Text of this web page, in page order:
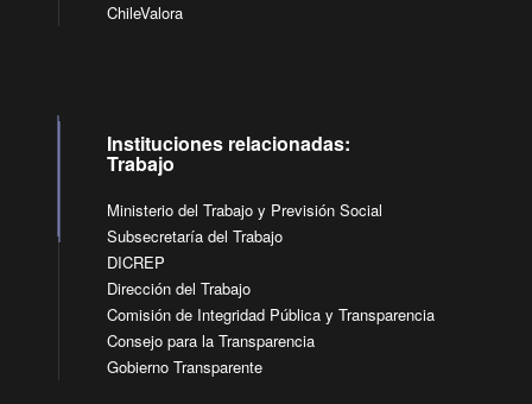
ChileValora
Instituciones relacionadas:
Trabajo
Ministerio del Trabajo y Previsión Social
Subsecretaría del Trabajo
DICREP
Dirección del Trabajo
Comisión de Integridad Pública y Transparencia
Consejo para la Transparencia
Gobierno Transparente